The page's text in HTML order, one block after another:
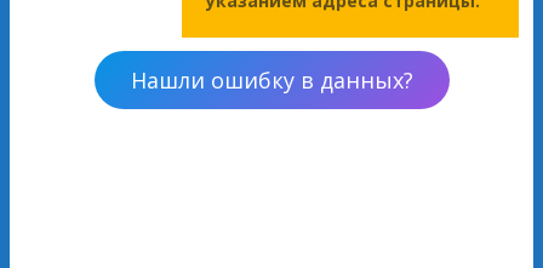
Нашли ошибку в данных?